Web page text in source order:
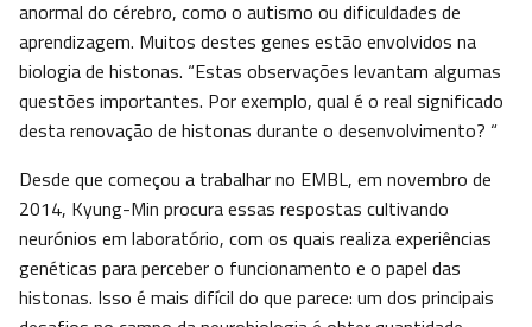
anormal do cérebro, como o autismo ou dificuldades de
aprendizagem. Muitos destes genes estão envolvidos na
biologia de histonas. “Estas observações levantam algumas
questões importantes. Por exemplo, qual é o real significado
desta renovação de histonas durante o desenvolvimento? “
Desde que começou a trabalhar no EMBL, em novembro de
2014, Kyung-Min procura essas respostas cultivando
neurónios em laboratório, com os quais realiza experiências
genéticas para perceber o funcionamento e o papel das
histonas. Isso é mais difícil do que parece: um dos principais